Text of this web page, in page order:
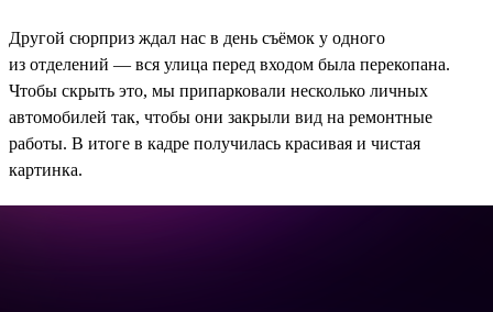
Другой сюрприз ждал нас в день съёмок у одного
из отделений — вся улица перед входом была перекопана.
Чтобы скрыть это, мы припарковали несколько личных
автомобилей так, чтобы они закрыли вид на ремонтные
работы. В итоге в кадре получилась красивая и чистая
картинка.